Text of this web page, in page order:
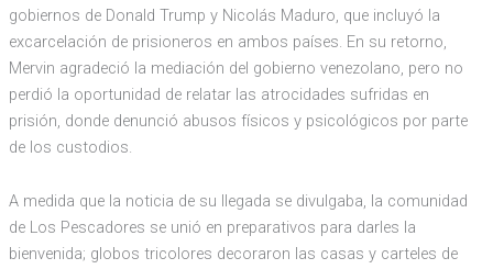
gobiernos de Donald Trump y Nicolás Maduro, que incluyó la
excarcelación de prisioneros en ambos países. En su retorno,
Mervin agradeció la mediación del gobierno venezolano, pero no
perdió la oportunidad de relatar las atrocidades sufridas en
prisión, donde denunció abusos físicos y psicológicos por parte
de los custodios.
A medida que la noticia de su llegada se divulgaba, la comunidad
de Los Pescadores se unió en preparativos para darles la
bienvenida; globos tricolores decoraron las casas y carteles de